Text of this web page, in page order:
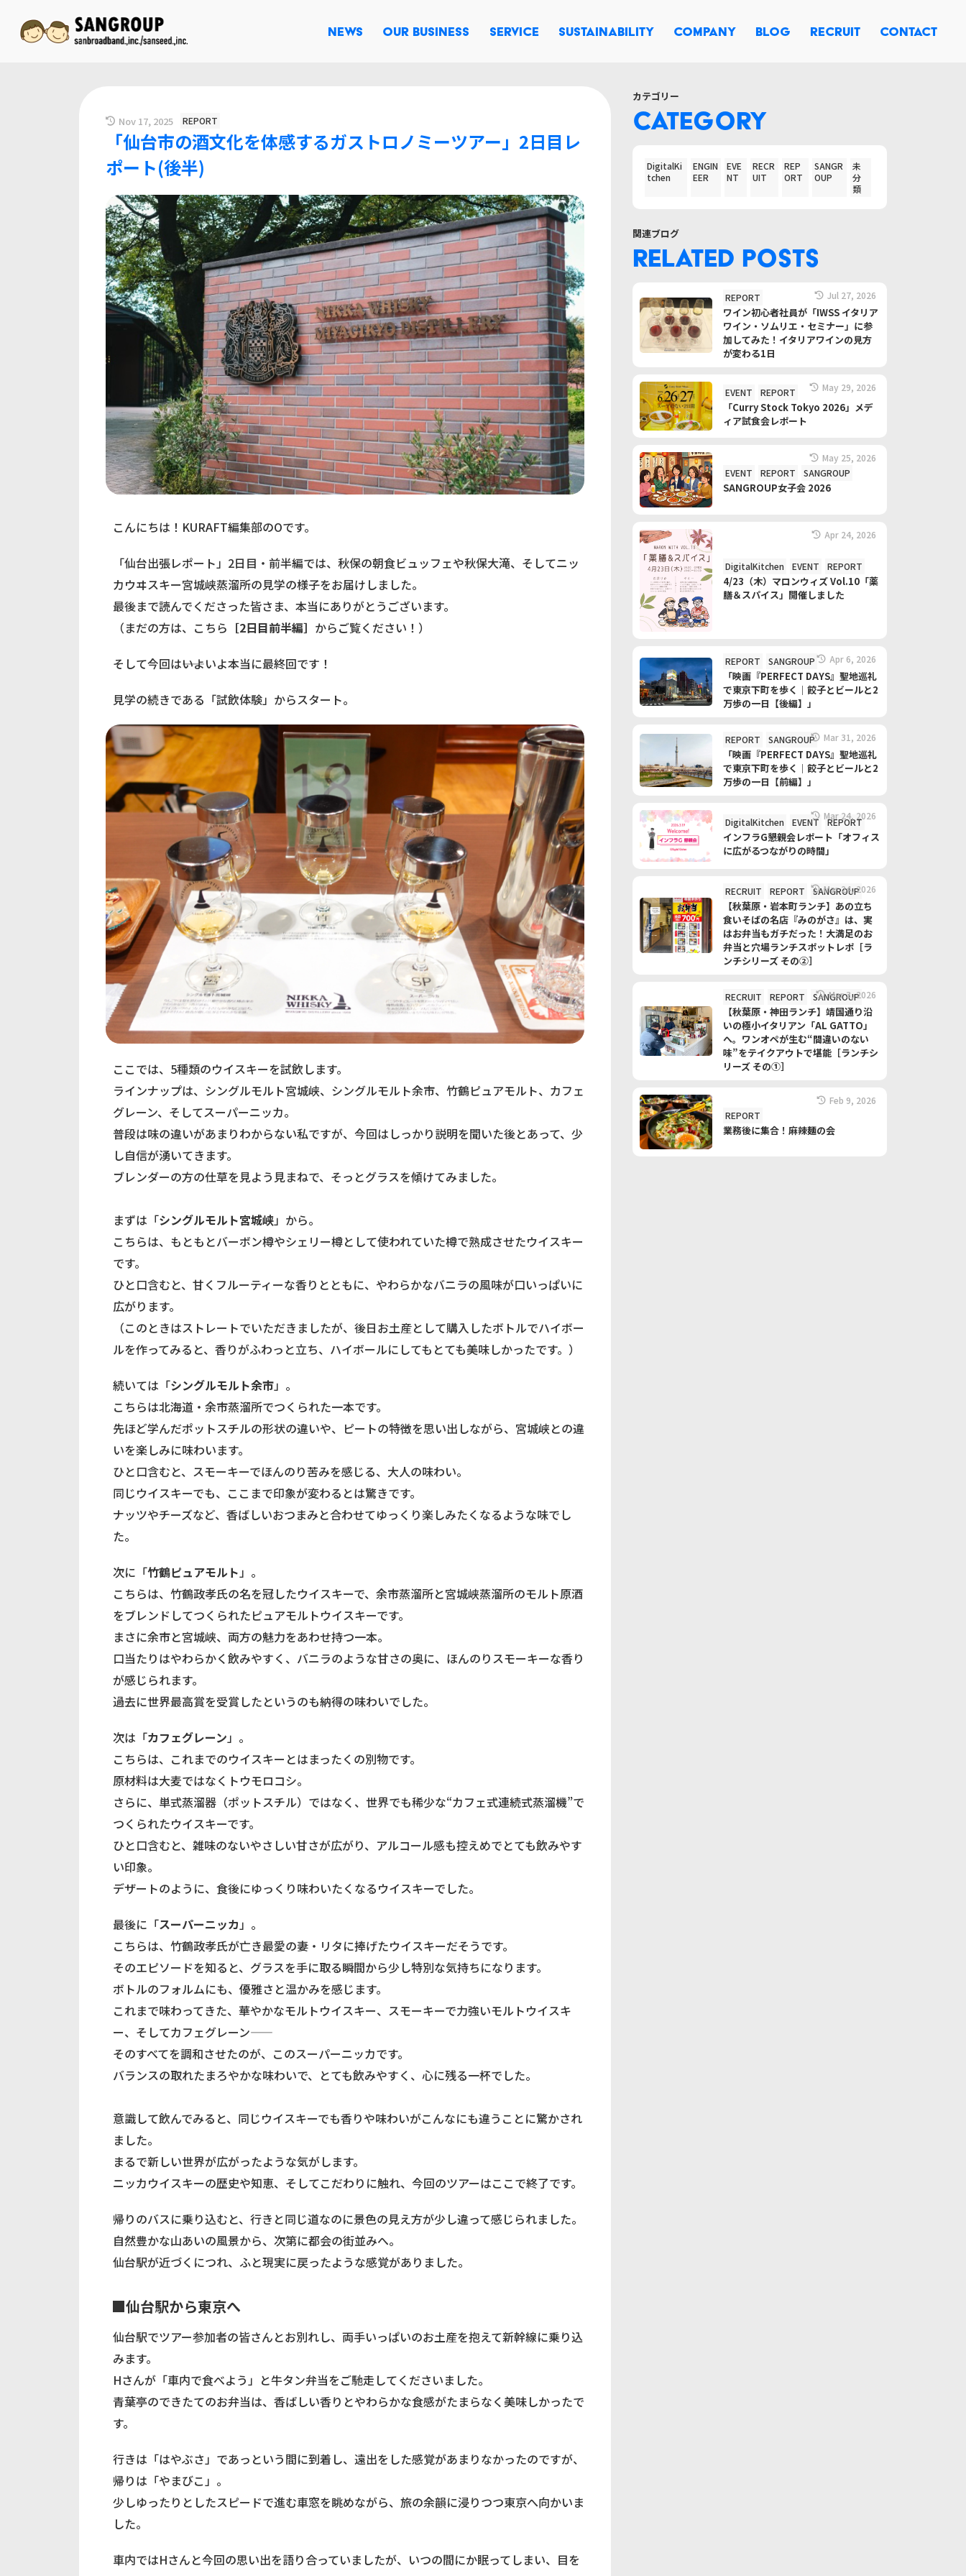
NEWS OUR BUSINESS SERVICE SUSTAINABILITY COMPANY BLOG RECRUIT CONTACT
Nov 17, 2025 REPORT
「仙台市の酒文化を体感するガストロノミーツアー」2日目レ
ポート(後半)
こんにちは！KURAFT編集部のOです。
「仙台出張レポート」2日目・前半編では、秋保の朝食ビュッフェや秋保大滝、そしてニッ
カウヰスキー宮城峡蒸溜所の見学の様子をお届けしました。
最後まで読んでくださった皆さま、本当にありがとうございます。
（まだの方は、こちら ［2日目前半編］ からご覧ください！）
そして今回は――いよいよ本当に最終回です！
見学の続きである「試飲体験」からスタート。
ここでは、5種類のウイスキーを試飲します。
ラインナップは、シングルモルト宮城峡、シングルモルト余市、竹鶴ピュアモルト、カフェ
グレーン、そしてスーパーニッカ。
普段は味の違いがあまりわからない私ですが、今回はしっかり説明を聞いた後とあって、少
し自信が湧いてきます。
ブレンダーの方の仕草を見よう見まねで、そっとグラスを傾けてみました。
まずは「シングルモルト宮城峡」から。
こちらは、もともとバーボン樽やシェリー樽として使われていた樽で熟成させたウイスキー
です。
ひと口含むと、甘くフルーティーな香りとともに、やわらかなバニラの風味が口いっぱいに
広がります。
（このときはストレートでいただきましたが、後日お土産として購入したボトルでハイボー
ルを作ってみると、香りがふわっと立ち、ハイボールにしてもとても美味しかったです。）
続いては「シングルモルト余市」。
こちらは北海道・余市蒸溜所でつくられた一本です。
先ほど学んだポットスチルの形状の違いや、ピートの特徴を思い出しながら、宮城峡との違
いを楽しみに味わいます。
ひと口含むと、スモーキーでほんのり苦みを感じる、大人の味わい。
同じウイスキーでも、ここまで印象が変わるとは驚きです。
ナッツやチーズなど、香ばしいおつまみと合わせてゆっくり楽しみたくなるような味でし
た。
次に「竹鶴ピュアモルト」。
こちらは、竹鶴政孝氏の名を冠したウイスキーで、余市蒸溜所と宮城峡蒸溜所のモルト原酒
をブレンドしてつくられたピュアモルトウイスキーです。
まさに余市と宮城峡、両方の魅力をあわせ持つ一本。
口当たりはやわらかく飲みやすく、バニラのような甘さの奥に、ほんのりスモーキーな香り
が感じられます。
過去に世界最高賞を受賞したというのも納得の味わいでした。
次は「カフェグレーン」。
こちらは、これまでのウイスキーとはまったくの別物です。
原材料は大麦ではなくトウモロコシ。
さらに、単式蒸溜器（ポットスチル）ではなく、世界でも稀少な“カフェ式連続式蒸溜機”で
つくられたウイスキーです。
ひと口含むと、雑味のないやさしい甘さが広がり、アルコール感も控えめでとても飲みやす
い印象。
デザートのように、食後にゆっくり味わいたくなるウイスキーでした。
最後に「スーパーニッカ」。
こちらは、竹鶴政孝氏が亡き最愛の妻・リタに捧げたウイスキーだそうです。
そのエピソードを知ると、グラスを手に取る瞬間から少し特別な気持ちになります。
ボトルのフォルムにも、優雅さと温かみを感じます。
これまで味わってきた、華やかなモルトウイスキー、スモーキーで力強いモルトウイスキ
ー、そしてカフェグレーン——
そのすべてを調和させたのが、このスーパーニッカです。
バランスの取れたまろやかな味わいで、とても飲みやすく、心に残る一杯でした。
意識して飲んでみると、同じウイスキーでも香りや味わいがこんなにも違うことに驚かされ
ました。
まるで新しい世界が広がったような気がします。
ニッカウイスキーの歴史や知恵、そしてこだわりに触れ、今回のツアーはここで終了です。
帰りのバスに乗り込むと、行きと同じ道なのに景色の見え方が少し違って感じられました。
自然豊かな山あいの風景から、次第に都会の街並みへ。
仙台駅が近づくにつれ、ふと現実に戻ったような感覚がありました。
■仙台駅から東京へ
仙台駅でツアー参加者の皆さんとお別れし、両手いっぱいのお土産を抱えて新幹線に乗り込
みます。
Hさんが「車内で食べよう」と牛タン弁当をご馳走してくださいました。
青葉亭のできたてのお弁当は、香ばしい香りとやわらかな食感がたまらなく美味しかったで
す。
行きは「はやぶさ」であっという間に到着し、遠出をした感覚があまりなかったのですが、
帰りは「やまびこ」。
少しゆったりとしたスピードで進む車窓を眺めながら、旅の余韻に浸りつつ東京へ向かいま
した。
車内ではHさんと今回の思い出を語り合っていましたが、いつの間にか眠ってしまい、目を
カテゴリー
CATEGORY
DigitalKi
tchen
ENGIN
EER
EVE
NT
RECR
UIT
REP
ORT
SANGR
OUP
未
分
類
関連ブログ
RELATED POSTS
Jul 27, 2026
REPORT
ワイン初心者社員が「IWSS イタリア
ワイン・ソムリエ・セミナー」に参
加してみた！イタリアワインの見方
が変わる1日
May 29, 2026
EVENT REPORT
「Curry Stock Tokyo 2026」メデ
ィア試食会レポート
May 25, 2026
EVENT
REPORT SANGROUP
SANGROUP女子会 2026
Apr 24, 2026
DigitalKitchen EVENT REPORT
4/23（木）マロンウィズ Vol.10「薬
膳＆スパイス」開催しました
Apr 6, 2026
REPORT SANGROUP
「映画『PERFECT DAYS』聖地巡礼
で東京下町を歩く｜餃子とビールと2
万歩の一日【後編】」
Mar 31, 2026
REPORT SANGROUP
「映画『PERFECT DAYS』聖地巡礼
で東京下町を歩く｜餃子とビールと2
万歩の一日【前編】」
Mar 24, 2026
DigitalKitchen EVENT REPORT
インフラG懇親会レポート「オフィス
に広がるつながりの時間」
Mar 24, 2026
RECRUIT REPORT SANGROUP
【秋葉原・岩本町ランチ】あの立ち
食いそばの名店『みのがさ』は、実
はお弁当もガチだった！大満足のお
弁当と穴場ランチスポットレポ［ラ
ンチシリーズ その②］
Mar 3, 2026
RECRUIT REPORT SANGROUP
【秋葉原・神田ランチ】靖国通り沿
いの極小イタリアン「AL GATTO」
へ。ワンオペが生む“間違いのない
味”をテイクアウトで堪能［ランチシ
リーズ その①］
Feb 9, 2026
REPORT
業務後に集合！麻辣麺の会